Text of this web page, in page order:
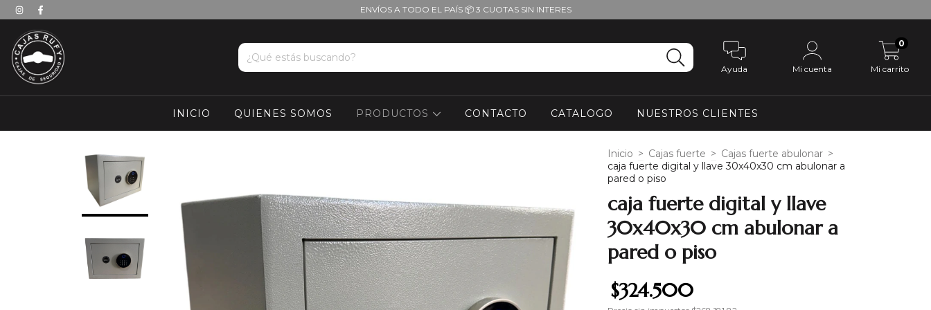
ENVÍOS A TODO EL PAÍS 📦 3 CUOTAS SIN INTERES
Ayuda Mi cuenta Mi carrito
0
INICIO QUIENES SOMOS PRODUCTOS CONTACTO CATALOGO NUESTROS CLIENTES
Inicio > Cajas fuerte > Cajas fuerte abulonar >
caja fuerte digital y llave 30x40x30 cm abulonar a
pared o piso
caja fuerte digital y llave
30x40x30 cm abulonar a
pared o piso
$324.500